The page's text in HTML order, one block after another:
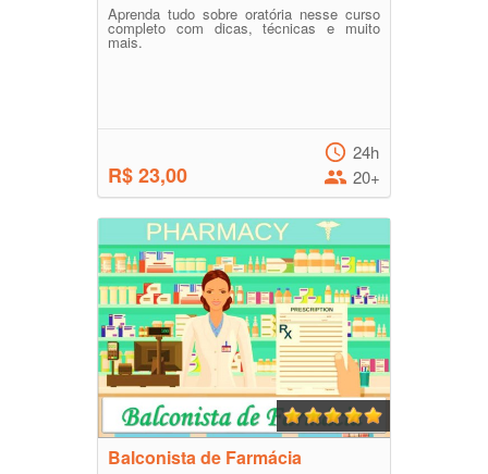
Aprenda tudo sobre oratória nesse curso
completo com dicas, técnicas e muito
mais.
R$ 23,00
24h
20+
Balconista de Farmácia